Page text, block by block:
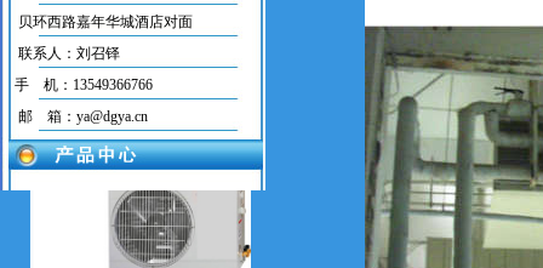
贝环西路嘉年华城酒店对面
联系人：刘召铎
手 机：13549366766
邮 箱：ya@dgya.cn
马达